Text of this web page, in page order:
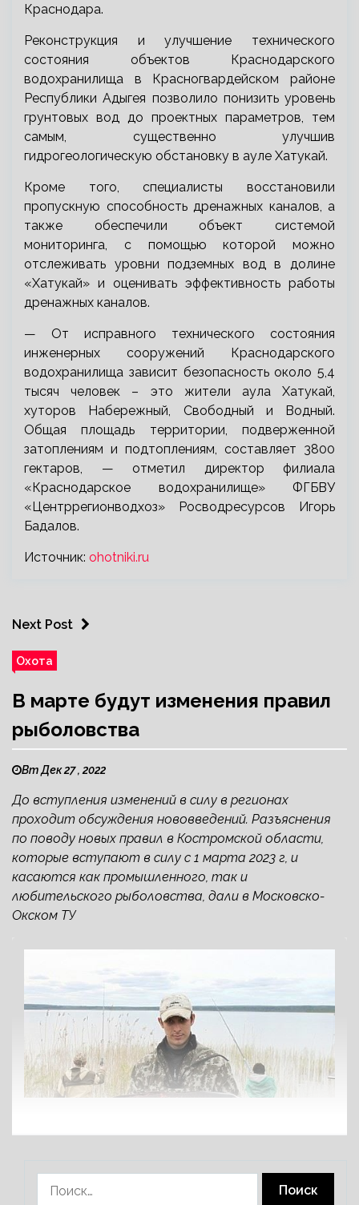
Краснодара.
Реконструкция и улучшение технического
состояния объектов Краснодарского
водохранилища в Красногвардейском районе
Республики Адыгея позволило понизить уровень
грунтовых вод до проектных параметров, тем
самым, существенно улучшив
гидрогеологическую обстановку в ауле Хатукай.
Кроме того, специалисты восстановили
пропускную способность дренажных каналов, а
также обеспечили объект системой
мониторинга, с помощью которой можно
отслеживать уровни подземных вод в долине
«Хатукай» и оценивать эффективность работы
дренажных каналов.
— От исправного технического состояния
инженерных сооружений Краснодарского
водохранилища зависит безопасность около 5,4
тысяч человек – это жители аула Хатукай,
хуторов Набережный, Свободный и Водный.
Общая площадь территории, подверженной
затоплениям и подтоплениям, составляет 3800
гектаров, — отметил директор филиала
«Краснодарское водохранилище» ФГБВУ
«Центррегионводхоз» Росводресурсов Игорь
Бадалов.
Источник: ohotniki.ru
Next Post
Охота
В марте будут изменения правил
рыболовства
Вт Дек 27 , 2022
До вступления изменений в силу в регионах
проходит обсуждения нововведений. Разъяснения
по поводу новых правил в Костромской области,
которые вступают в силу с 1 марта 2023 г, и
касаются как промышленного, так и
любительского рыболовства, дали в Московско-
Окском ТУ